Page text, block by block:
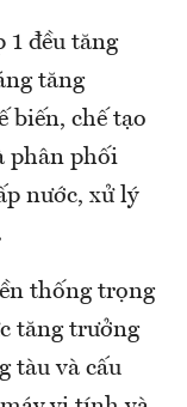
1 đều tăng
tăng
biến, chế tạo
phân phối
nước, xử lý
thống trọng
tăng trưởng
tàu và cấu